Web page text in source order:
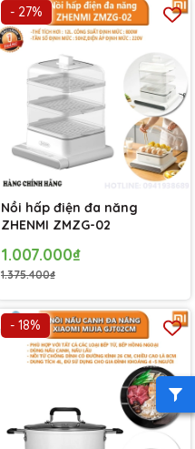
- 27%
Nồi hấp điện đa năng
ZHENMI ZMZG-02
1.007.000₫
1.375.400₫
- 18%